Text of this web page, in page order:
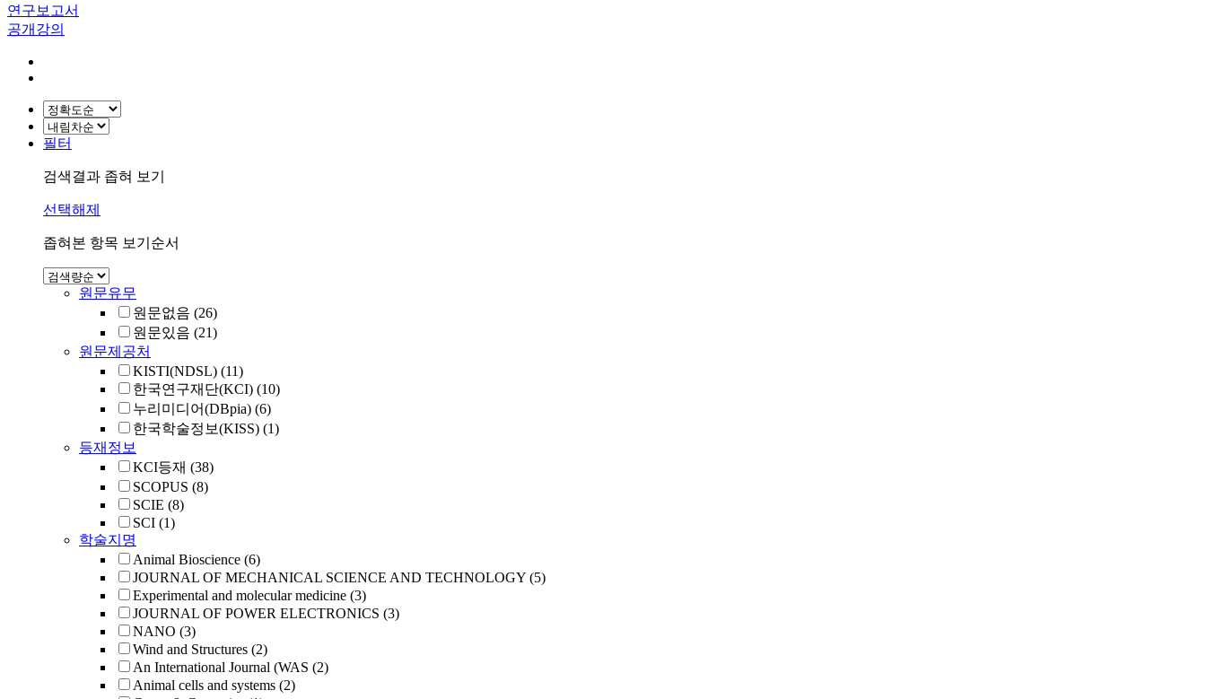
연구보고서
공개강의
필터
검색결과 좁혀 보기
선택해제
좁혀본 항목 보기순서
원문유무
원문없음 (26)
원문있음 (21)
원문제공처
KISTI(NDSL) (11)
한국연구재단(KCI) (10)
누리미디어(DBpia) (6)
한국학술정보(KISS) (1)
등재정보
KCI등재 (38)
SCOPUS (8)
SCIE (8)
SCI (1)
학술지명
Animal Bioscience (6)
JOURNAL OF MECHANICAL SCIENCE AND TECHNOLOGY (5)
Experimental and molecular medicine (3)
JOURNAL OF POWER ELECTRONICS (3)
NANO (3)
Wind and Structures (2)
An International Journal (WAS (2)
Animal cells and systems (2)